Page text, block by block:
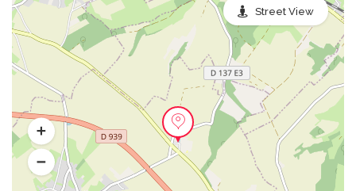
Street View